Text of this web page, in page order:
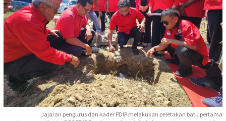
Jajaran pengurus dan kader PDIP melakukan peletakan batu pertama